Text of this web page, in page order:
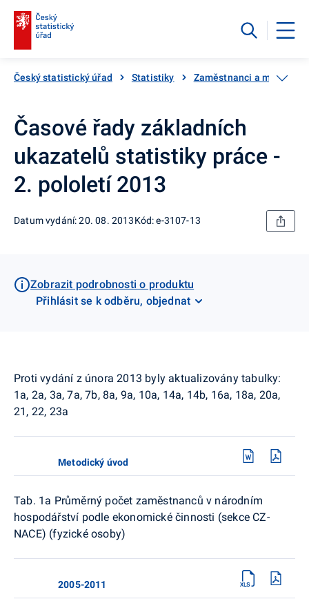
Český statistický úřad Statistiky Zaměstnanci a mzdy
Časové řady základních
ukazatelů statistiky práce -
2. pololetí 2013
Datum vydání: 20. 08. 2013Kód: e-3107-13
Zobrazit podrobnosti o produktu
Přihlásit se k odběru, objednat
Proti vydání z února 2013 byly aktualizovány tabulky:
1a, 2a, 3a, 7a, 7b, 8a, 9a, 10a, 14a, 14b, 16a, 18a, 20a,
21, 22, 23a
Metodický úvod
Tab. 1a Průměrný počet zaměstnanců v národním
hospodářství podle ekonomické činnosti (sekce CZ-
NACE) (fyzické osoby)
2005-2011